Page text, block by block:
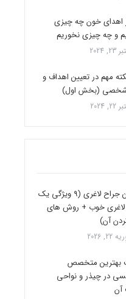
اهدای خون چه چیزی
و چه چیزی نخوریم
2024
مهم در تعیین اهداف و
(بخش اول)
2024
بهترین جراح لاغری (9 ویژگی یک
لاغری خوب + روش های
آن)
22, 2026
بهترین متخصص
در چیذر و نواحی
آن